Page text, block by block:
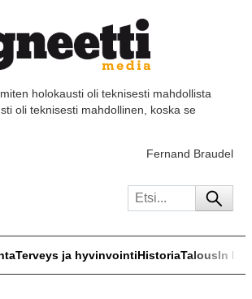
holokausti oli teknisesti mahdollista
oli teknisesti mahdollinen, koska se
Fernand Braudel
Terveys ja hyvinvointiHistoriaTalousIn